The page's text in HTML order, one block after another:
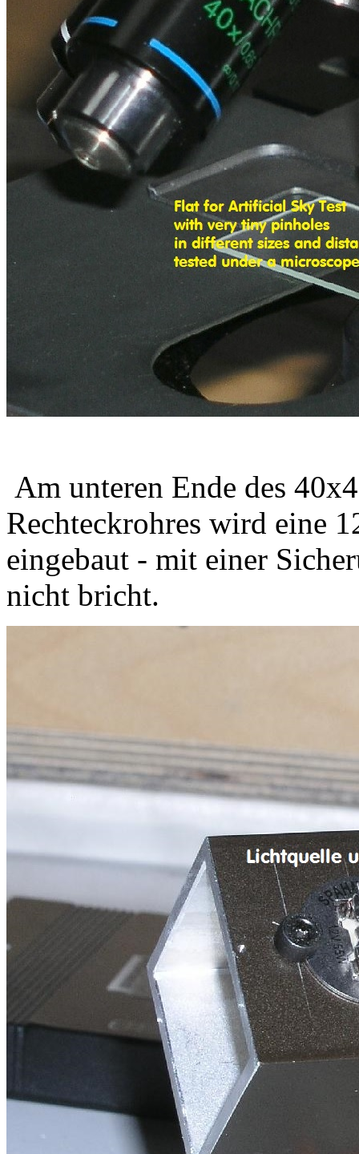
Am unteren Ende des
Rechteckrohres wird eine
eingebaut - mit einer
nicht bricht.